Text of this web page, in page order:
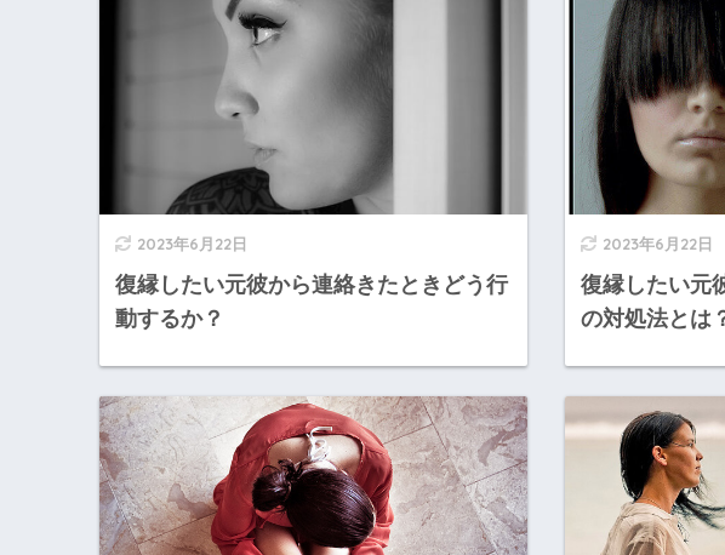
2023年6月22日
復縁したい元彼から連絡きたときどう行
動するか？
2023年6月22日
復縁したい元
の対処法とは